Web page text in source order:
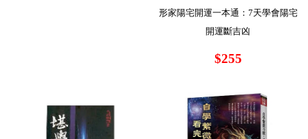
形家陽宅開運一本通：7天學會陽宅
開運斷吉凶
$255